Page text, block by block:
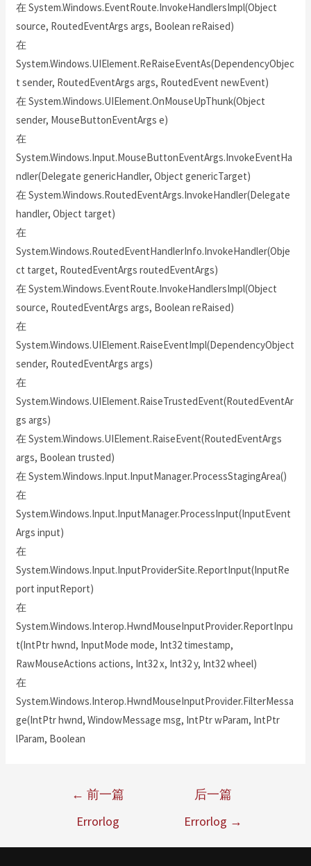
在 System.Windows.EventRoute.InvokeHandlersImpl(Object
source, RoutedEventArgs args, Boolean reRaised)
在
System.Windows.UIElement.ReRaiseEventAs(DependencyObjec
t sender, RoutedEventArgs args, RoutedEvent newEvent)
在 System.Windows.UIElement.OnMouseUpThunk(Object
sender, MouseButtonEventArgs e)
在
System.Windows.Input.MouseButtonEventArgs.InvokeEventHa
ndler(Delegate genericHandler, Object genericTarget)
在 System.Windows.RoutedEventArgs.InvokeHandler(Delegate
handler, Object target)
在
System.Windows.RoutedEventHandlerInfo.InvokeHandler(Obje
ct target, RoutedEventArgs routedEventArgs)
在 System.Windows.EventRoute.InvokeHandlersImpl(Object
source, RoutedEventArgs args, Boolean reRaised)
在
System.Windows.UIElement.RaiseEventImpl(DependencyObject
sender, RoutedEventArgs args)
在
System.Windows.UIElement.RaiseTrustedEvent(RoutedEventAr
gs args)
在 System.Windows.UIElement.RaiseEvent(RoutedEventArgs
args, Boolean trusted)
在 System.Windows.Input.InputManager.ProcessStagingArea()
在
System.Windows.Input.InputManager.ProcessInput(InputEvent
Args input)
在
System.Windows.Input.InputProviderSite.ReportInput(InputRe
port inputReport)
在
System.Windows.Interop.HwndMouseInputProvider.ReportInpu
t(IntPtr hwnd, InputMode mode, Int32 timestamp,
RawMouseActions actions, Int32 x, Int32 y, Int32 wheel)
在
System.Windows.Interop.HwndMouseInputProvider.FilterMessa
ge(IntPtr hwnd, WindowMessage msg, IntPtr wParam, IntPtr
lParam, Boolean
← 前一篇
Errorlog
后一篇
Errorlog →